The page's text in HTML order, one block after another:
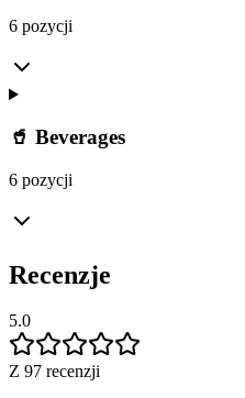
6 pozycji
🥤 Beverages
6 pozycji
Recenzje
5.0
Z 97 recenzji